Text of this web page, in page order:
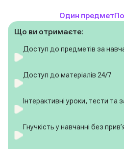
Один предмет
Що ви отримаєте:
Доступ до предметів за
Доступ до матеріалів 24/7
Інтерактивні уроки, тести та
Гнучкість у навчанні без